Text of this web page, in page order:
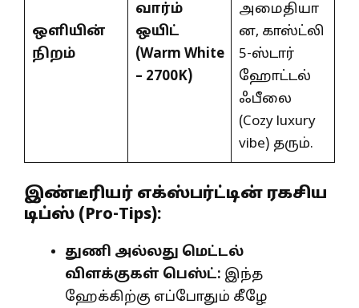
ஒளியின்
நிறம்
வார்ம்
ஒயிட்
(Warm White
– 2700K)
அமைதியா
ன, காஸ்ட்லி
5-ஸ்டார்
ஹோட்டல்
ஃபீலை
(Cozy luxury
vibe) தரும்.
இண்டீரியர் எக்ஸ்பர்ட்டின் ரகசிய
டிப்ஸ் (Pro-Tips):
துணி அல்லது மெட்டல்
விளக்குகள் பெஸ்ட்: இந்த
ஹேக்கிற்கு எப்போதும் கீழே